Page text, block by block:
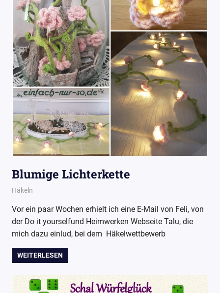
Blumige Lichterkette
6. April 2017
Wollpoesie
Häkeln
Vor ein paar Wochen erhielt ich eine E-Mail von Feli, von
der Do it yourselfund Heimwerken Webseite Talu, die
mich dazu einlud, bei dem Häkelwettbewerb
WEITERLESEN